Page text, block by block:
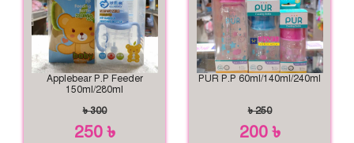
Applebear P.P Feeder
150ml/280ml
৳ 300
250 ৳
PUR P.P 60ml/140ml/240ml
৳ 250
200 ৳